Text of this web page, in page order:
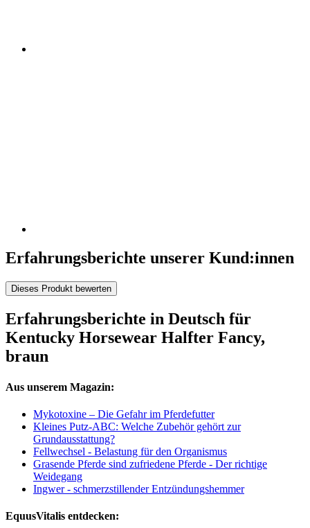
Erfahrungsberichte unserer Kund:innen
Dieses Produkt bewerten
Erfahrungsberichte in Deutsch für
Kentucky Horsewear Halfter Fancy,
braun
Aus unserem Magazin:
Mykotoxine – Die Gefahr im Pferdefutter
Kleines Putz-ABC: Welche Zubehör gehört zur
Grundausstattung?
Fellwechsel - Belastung für den Organismus
Grasende Pferde sind zufriedene Pferde - Der richtige
Weidegang
Ingwer - schmerzstillender Entzündungshemmer
EquusVitalis entdecken: